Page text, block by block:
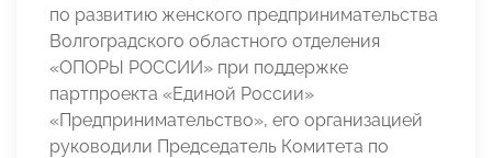
по развитию женского предпринимательства
Волгоградского областного отделения
«ОПОРЫ РОССИИ» при поддержке
партпроекта «Единой России»
«Предпринимательство», его организацией
руководили Председатель Комитета по